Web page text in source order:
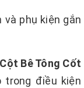
phụ kiện gắn
Bê Tông Cốt
điều kiện